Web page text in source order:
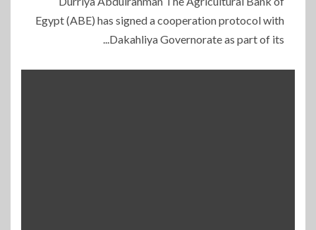
Egypt (ABE) has signed a cooperation protocol with
Dakahliya Governorate as part of its...